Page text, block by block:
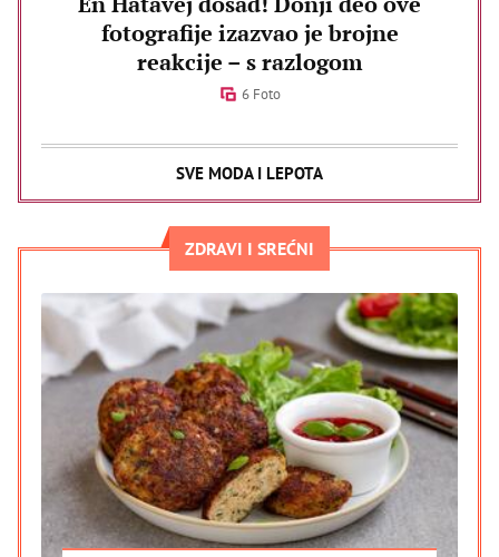
fotografije izazvao je brojne
reakcije – s razlogom
6 Foto
SVE MODA I LEPOTA
ZDRAVI I SREĆNI